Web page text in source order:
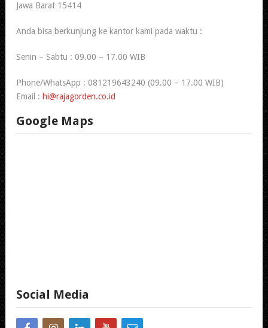
Jawa Barat 15414
Anda bisa berkunjung ke kantor kami pada waktu :
Senin – Sabtu : 09.00 – 17.00 WIB
Phone/WhatsApp : 081219643240 (09.00 – 17.00 WIB)
Email : hi@rajagorden.co.id
Google Maps
Social Media